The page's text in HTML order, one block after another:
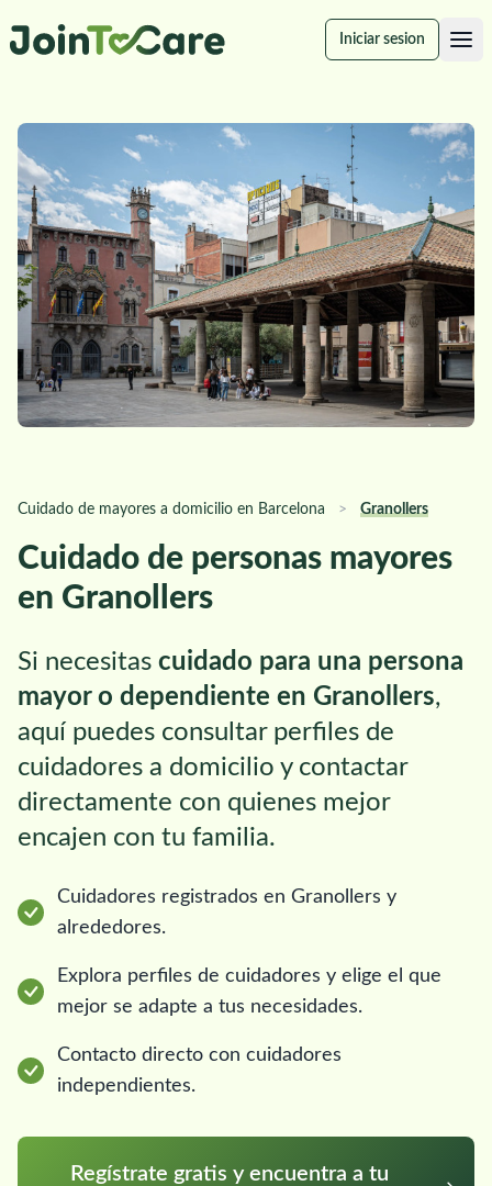
Iniciar sesion
Cuidado de mayores a domicilio en Barcelona > Granollers
Cuidado de personas mayores
en Granollers
Si necesitas cuidado para una persona
mayor o dependiente en Granollers,
aquí puedes consultar perfiles de
cuidadores a domicilio y contactar
directamente con quienes mejor
encajen con tu familia.
Cuidadores registrados en Granollers y
alrededores.
Explora perfiles de cuidadores y elige el que
mejor se adapte a tus necesidades.
Contacto directo con cuidadores
independientes.
Regístrate gratis y encuentra a tu